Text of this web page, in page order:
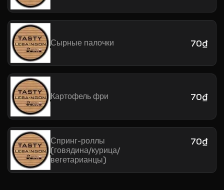
Сырные палочки 70₫
Картофель фри 70₫
Спринг-роллы
(говядина/курица/
вегетарианцы)
70₫